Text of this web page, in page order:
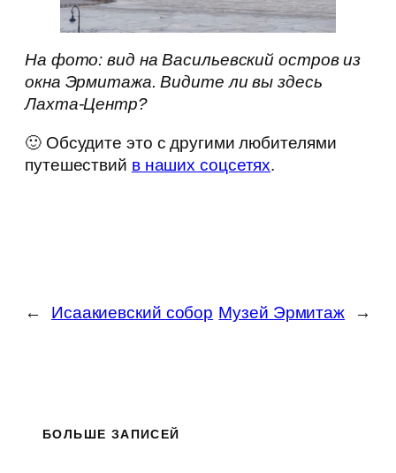
На фото: вид на Васильевский остров из
окна Эрмитажа. Видите ли вы здесь
Лахта-Центр?
🙂 Обсудите это с другими любителями
путешествий в наших соцсетях.
← Исаакиевский собор Музей Эрмитаж →
БОЛЬШЕ ЗАПИСЕЙ